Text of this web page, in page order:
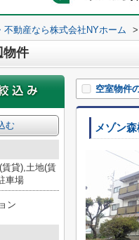
動産なら株式会社NYホーム >
物件
空室物件
メゾン
む
貸),土地(賃
車場
ン